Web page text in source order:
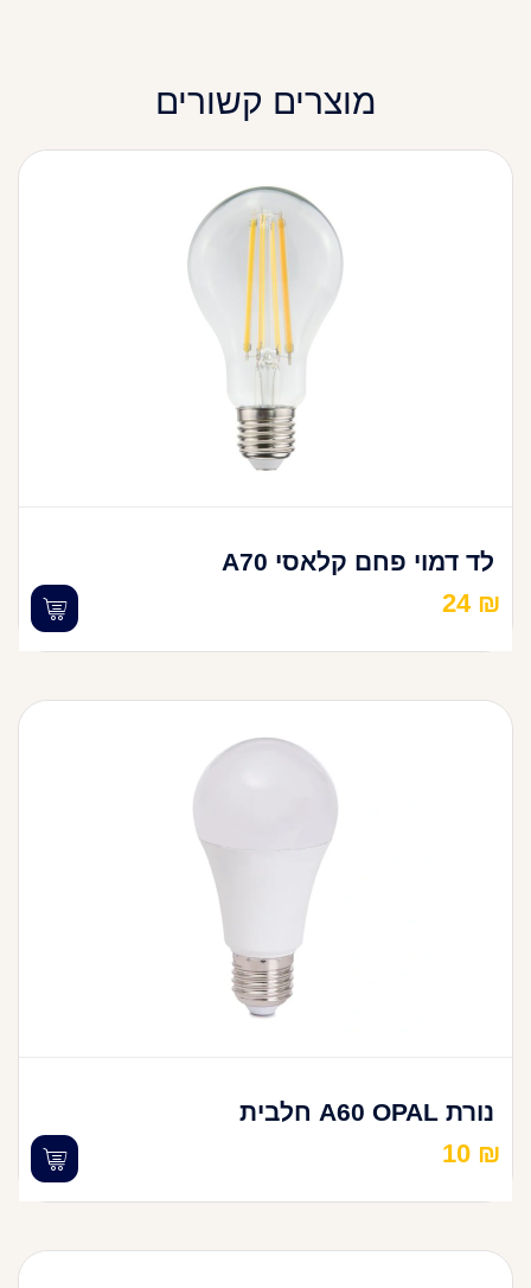
מוצרים קשורים
לד דמוי פחם קלאסי A70
24 ₪
נורת A60 OPAL חלבית
10 ₪